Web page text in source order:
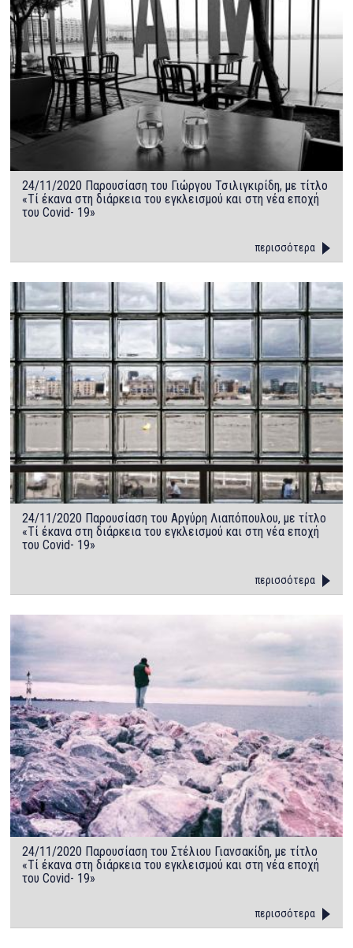
24/11/2020 Παρουσίαση του Γιώργου Τσιλιγκιρίδη, με τίτλο
«Τί έκανα στη διάρκεια του εγκλεισμού και στη νέα εποχή
του Covid- 19»
περισσότερα
24/11/2020 Παρουσίαση του Αργύρη Λιαπόπουλου, με τίτλο
«Τί έκανα στη διάρκεια του εγκλεισμού και στη νέα εποχή
του Covid- 19»
περισσότερα
24/11/2020 Παρουσίαση του Στέλιου Γιανσακίδη, με τίτλο
«Τί έκανα στη διάρκεια του εγκλεισμού και στη νέα εποχή
του Covid- 19»
περισσότερα